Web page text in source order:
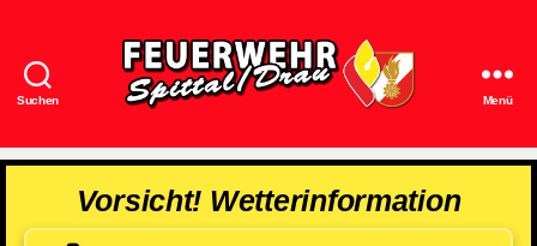
Suchen
Spittal/Drau
Menü
Vorsicht! Wetterinformation